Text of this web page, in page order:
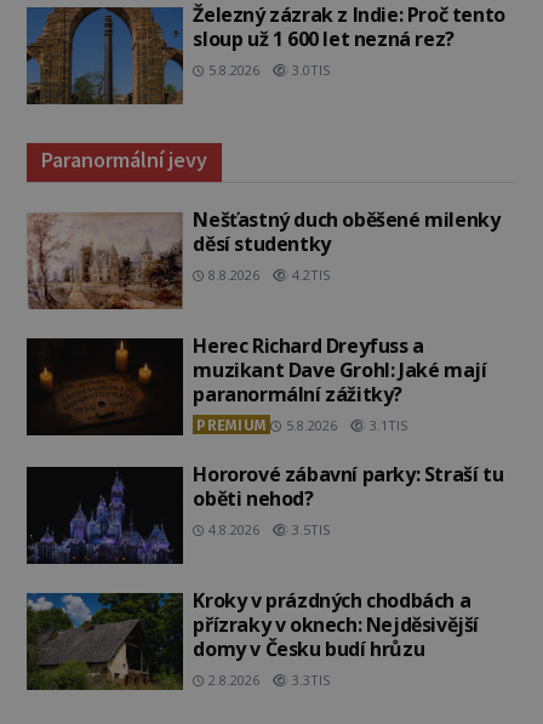
Železný zázrak z Indie: Proč tento
sloup už 1 600 let nezná rez?
5.8.2026 3.0TIS
Paranormální jevy
Nešťastný duch oběšené milenky
děsí studentky
8.8.2026 4.2TIS
Herec Richard Dreyfuss a
muzikant Dave Grohl: Jaké mají
paranormální zážitky?
PREMIUM 5.8.2026 3.1TIS
Hororové zábavní parky: Straší tu
oběti nehod?
4.8.2026 3.5TIS
Kroky v prázdných chodbách a
přízraky v oknech: Nejděsivější
domy v Česku budí hrůzu
2.8.2026 3.3TIS